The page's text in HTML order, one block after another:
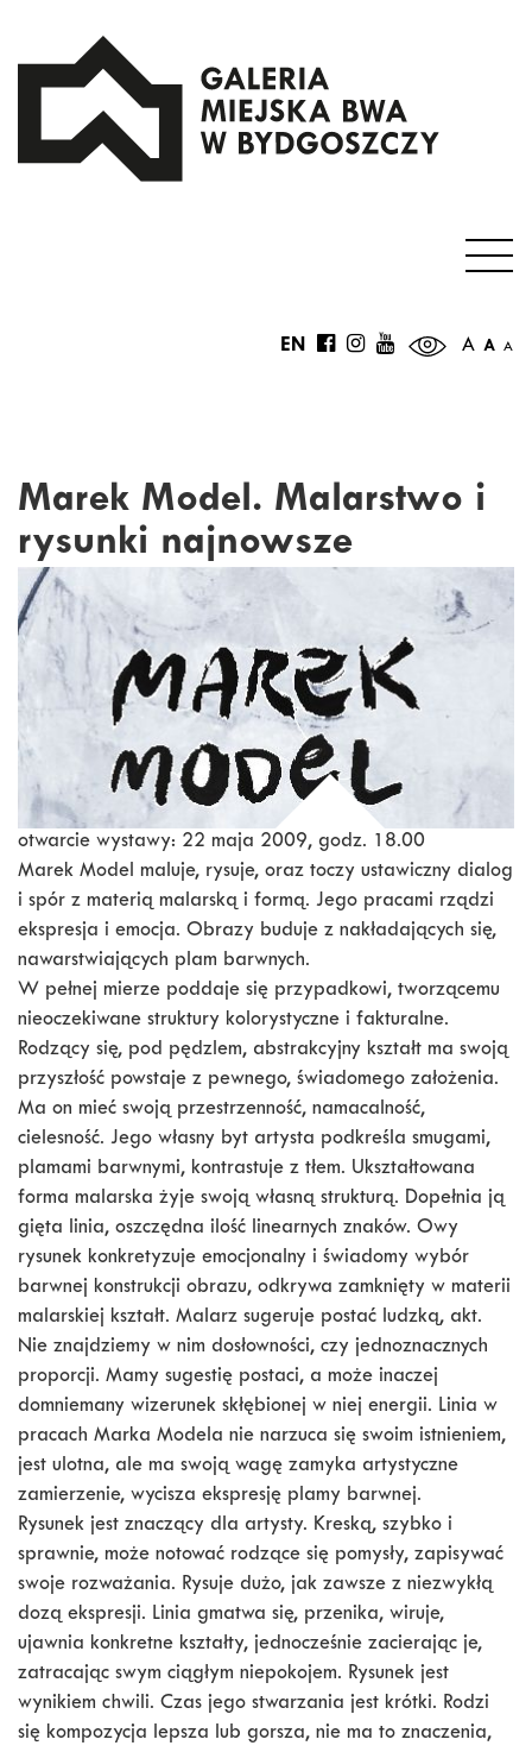
A A A
EN
Marek Model. Malarstwo i
rysunki najnowsze
otwarcie wystawy: 22 maja 2009, godz. 18.00
Marek Model maluje, rysuje, oraz toczy ustawiczny dialog
i spór z materią malarską i formą. Jego pracami rządzi
ekspresja i emocja. Obrazy buduje z nakładających się,
nawarstwiających plam barwnych.
W pełnej mierze poddaje się przypadkowi, tworzącemu
nieoczekiwane struktury kolorystyczne i fakturalne.
Rodzący się, pod pędzlem, abstrakcyjny kształt ma swoją
przyszłość powstaje z pewnego, świadomego założenia.
Ma on mieć swoją przestrzenność, namacalność,
cielesność. Jego własny byt artysta podkreśla smugami,
plamami barwnymi, kontrastuje z tłem. Ukształtowana
forma malarska żyje swoją własną strukturą. Dopełnia ją
gięta linia, oszczędna ilość linearnych znaków. Owy
rysunek konkretyzuje emocjonalny i świadomy wybór
barwnej konstrukcji obrazu, odkrywa zamknięty w materii
malarskiej kształt. Malarz sugeruje postać ludzką, akt.
Nie znajdziemy w nim dosłowności, czy jednoznacznych
proporcji. Mamy sugestię postaci, a może inaczej
domniemany wizerunek skłębionej w niej energii. Linia w
pracach Marka Modela nie narzuca się swoim istnieniem,
jest ulotna, ale ma swoją wagę zamyka artystyczne
zamierzenie, wycisza ekspresję plamy barwnej.
Rysunek jest znaczący dla artysty. Kreską, szybko i
sprawnie, może notować rodzące się pomysły, zapisywać
swoje rozważania. Rysuje dużo, jak zawsze z niezwykłą
dozą ekspresji. Linia gmatwa się, przenika, wiruje,
ujawnia konkretne kształty, jednocześnie zacierając je,
zatracając swym ciągłym niepokojem. Rysunek jest
wynikiem chwili. Czas jego stwarzania jest krótki. Rodzi
się kompozycja lepsza lub gorsza, nie ma to znaczenia,